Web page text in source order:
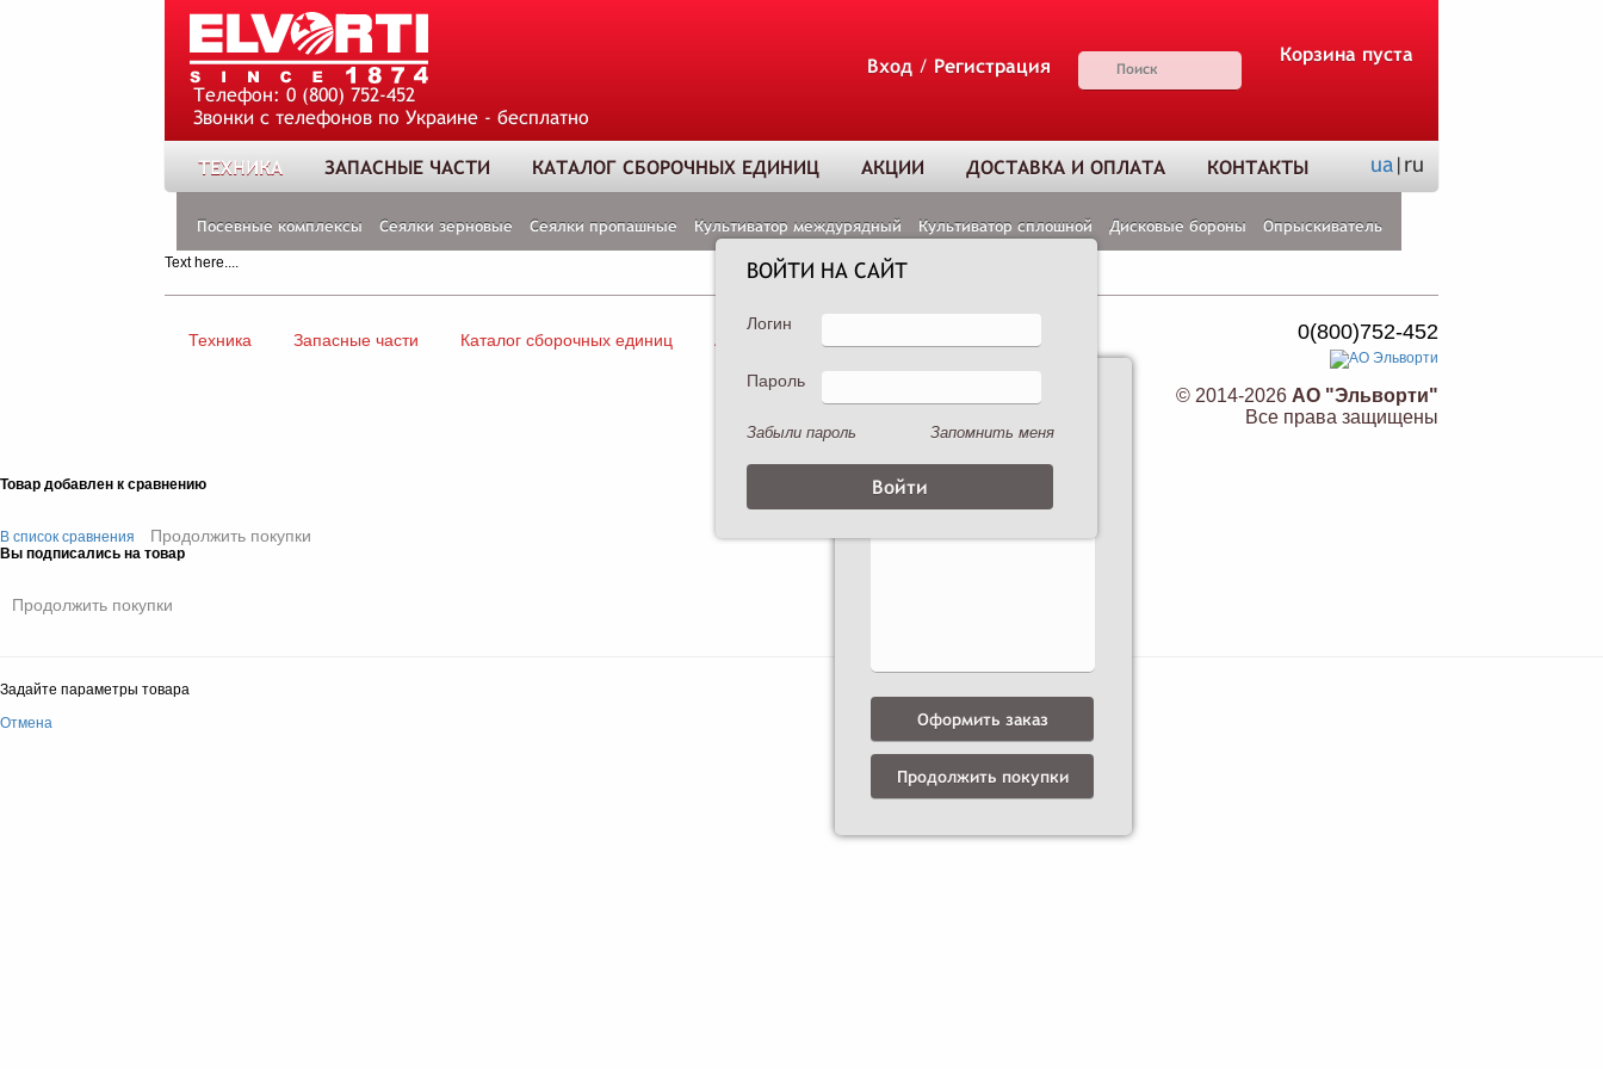
Телефон: 0 (800) 752-452
Звонки с телефонов по Украине - бесплатно
Вход / Регистрация
Корзина пуста
ТЕХНИКА ЗАПАСНЫЕ ЧАСТИ КАТАЛОГ СБОРОЧНЫХ ЕДИНИЦ АКЦИИ ДОСТАВКА И ОПЛАТА КОНТАКТЫ ua|ru
Посевные комплексы Сеялки зерновые Сеялки пропашные Культиватор междурядный Культиватор сплошной Дисковые бороны Опрыскиватель
Text here....
Техника Запасные части Каталог сборочных единиц Акции Доставка и оплата Контакты 0(800)752-452
© 2014-2026 АО "Эльворти"
Все права защищены
Товар добавлен к сравнению
В список сравнения Продолжить покупки
Оформить заказ
Продолжить покупки
Вы подписались на товар
Продолжить покупки
Задайте параметры товара
Отмена
ВОЙТИ НА САЙТ
Логин
Пароль
Забыли пароль Запомнить меня